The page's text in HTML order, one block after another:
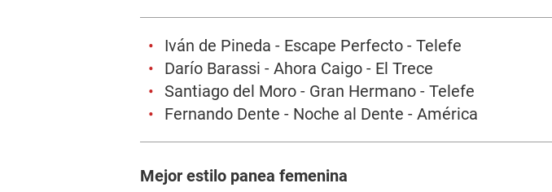
Iván de Pineda - Escape Perfecto - Telefe
Darío Barassi - Ahora Caigo - El Trece
Santiago del Moro - Gran Hermano - Telefe
Fernando Dente - Noche al Dente - América
Mejor estilo panea femenina